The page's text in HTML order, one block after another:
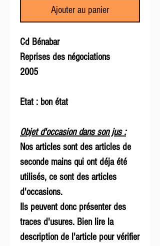
Ajouter au panier
Cd Bénabar
Reprises des négociations
2005
Etat : bon état
Objet d'occasion dans son jus :
Nos articles sont des articles de
seconde mains qui ont déja été
utilisés, ce sont des articles
d'occasions.
Ils peuvent donc présenter des
traces d'usures. Bien lire la
description de l'article pour vérifier